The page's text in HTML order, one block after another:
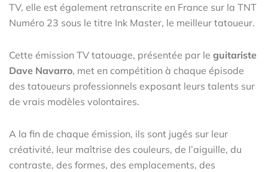
TV, elle est également retranscrite en France sur la TNT
Numéro 23 sous le titre Ink Master, le meilleur tatoueur.
Cette émission TV tatouage, présentée par le guitariste
Dave Navarro, met en compétition à chaque épisode
des tatoueurs professionnels exposant leurs talents sur
de vrais modèles volontaires.
A la fin de chaque émission, ils sont jugés sur leur
créativité, leur maîtrise des couleurs, de l’aiguille, du
contraste, des formes, des emplacements, des